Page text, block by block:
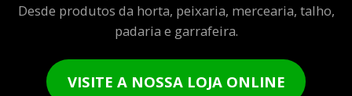
Desde produtos da horta, peixaria, mercearia, talho,
padaria e garrafeira.
VISITE A NOSSA LOJA ONLINE